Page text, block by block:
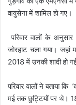
वायुसेना में शामिल हो गए।
परिवार वालों के
जोरहाट चला गया। जहां
2018 में उनकी शादी हो
परिवार वालों ने बताया
मई तक छुट्टियों पर थे।